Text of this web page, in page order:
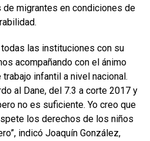
migrantes en condiciones de
las instituciones con su
acompañando con el ánimo
infantil a nivel nacional.
al Dane, del 7.3 a corte 2017 y
no es suficiente. Yo creo que
los derechos de los niños
indicó Joaquín González,